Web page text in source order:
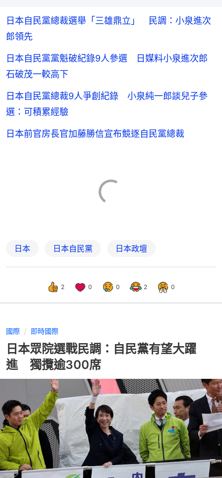
日本自民黨總裁選舉「三雄鼎立」 民調：小泉進次
郎領先
日本自民黨黨魁破紀錄9人參選 日媒料小泉進次郎
石破茂一較高下
日本自民黨總裁9人爭創紀錄 小泉純一郎談兒子參
選：可積累經驗
日本前官房長官加藤勝信宣布競逐自民黨總裁
日本 日本自民黨 日本政壇
2 0 0 2 0
國際 即時國際
日本眾院選戰民調：自民黨有望大躍
進 獨攬逾300席